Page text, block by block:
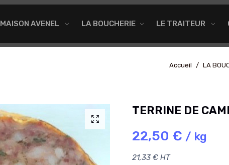
MAISON AVENEL LA BOUCHERIE LE TRAITEUR
Accueil LA
TERRINE DE
22,50 € / kg
21,33 € HT